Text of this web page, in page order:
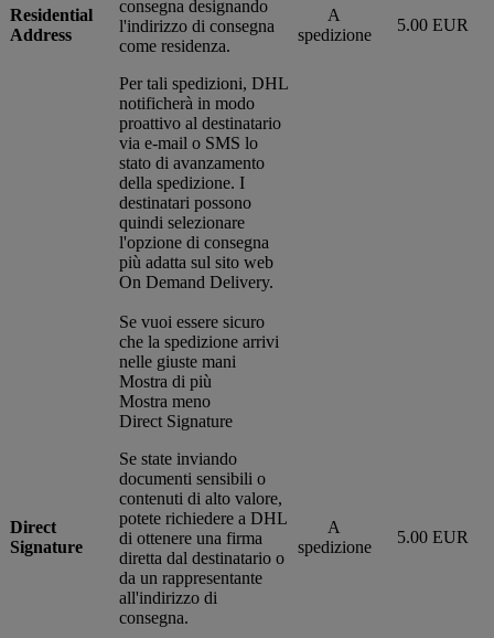
Residential
Address
consegna designando
l'indirizzo di consegna
come residenza.
Per tali spedizioni, DHL
notificherà in modo
proattivo al destinatario
via e-mail o SMS lo
stato di avanzamento
della spedizione. I
destinatari possono
quindi selezionare
l'opzione di consegna
più adatta sul sito web
On Demand Delivery.
A
spedizione
5.00 EUR
Direct
Signature
Se vuoi essere sicuro
che la spedizione arrivi
nelle giuste mani
Mostra di più
Mostra meno
Direct Signature
Se state inviando
documenti sensibili o
contenuti di alto valore,
potete richiedere a DHL
di ottenere una firma
diretta dal destinatario o
da un rappresentante
all'indirizzo di
consegna.
A
spedizione
5.00 EUR